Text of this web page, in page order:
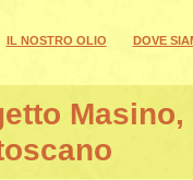
IL NOSTRO OLIO DOVE
Masino